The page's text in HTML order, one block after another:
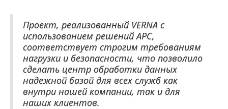
Проект, реализованный VERNA с
использованием решений APC,
соответствует строгим требованиям
нагрузки и безопасности, что позволило
сделать центр обработки данных
надежной базой для всех служб как
внутри нашей компании, так и для
наших клиентов.